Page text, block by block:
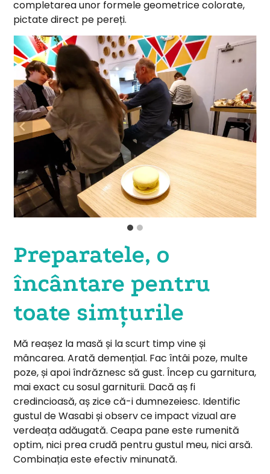
completarea unor formele geometrice colorate,
pictate direct pe pereți.
Preparatele, o
încântare pentru
toate simțurile
Mă reașez la masă și la scurt timp vine și
mâncarea. Arată demențial. Fac întâi poze, multe
poze, și apoi îndrăznesc să gust. Încep cu garnitura,
mai exact cu sosul garniturii. Dacă aș fi
credincioasă, aș zice că-i dumnezeiesc. Identific
gustul de Wasabi și observ ce impact vizual are
verdeața adăugată. Ceapa pane este rumenită
optim, nici prea crudă pentru gustul meu, nici arsă.
Combinația este efectiv minunată.